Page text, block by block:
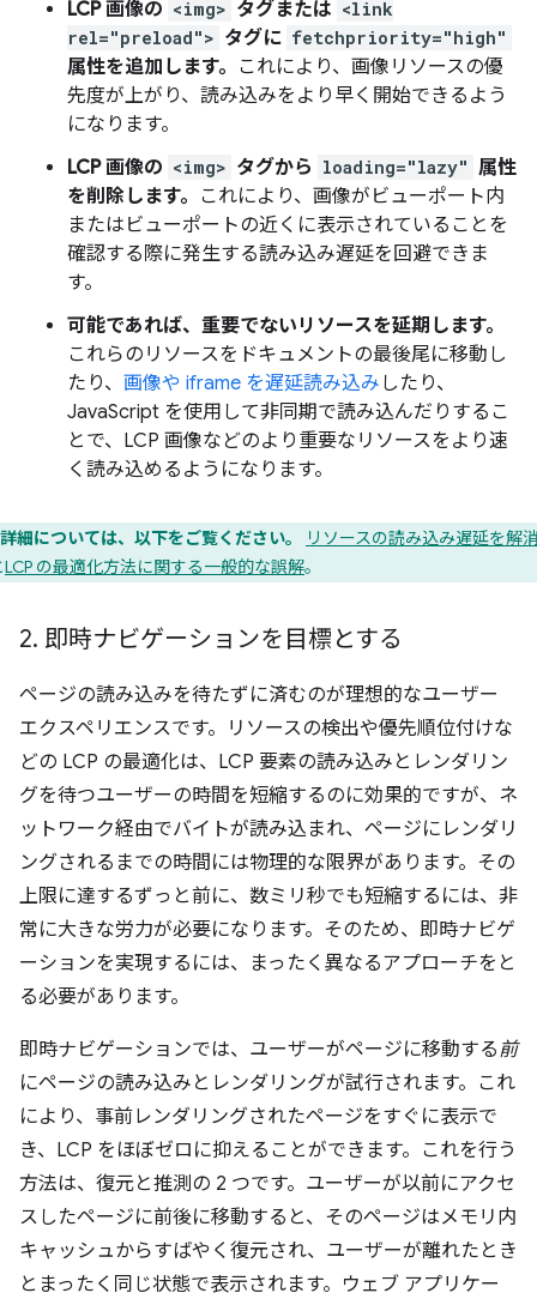
LCP 画像の <img> タグまたは <link
rel="preload"> タグに fetchpriority="high"
属性を追加します。
これにより、画像リソースの優
先度が上がり、読み込みをより早く開始できるよう
になります。
LCP 画像の <img> タグから loading="lazy" 属性
を削除します。
これにより、画像がビューポート内
またはビューポートの近くに表示されていることを
確認する際に発生する読み込み遅延を回避できま
す。
可能であれば、重要でないリソースを延期します。
これらのリソースをドキュメントの最後尾に移動し
たり、 画像や iframe を遅延読み込み したり、
JavaScript を使用して非同期で読み込んだりするこ
とで、LCP 画像などのより重要なリソースをより速
く読み込めるようになります。
詳細については、以下をご覧ください。
リソースの読み込み遅延を解
LCP の最適化方法に関する一般的な誤解。
2. 即時ナビゲーションを目標とする
ページの読み込みを待たずに済むのが理想的なユーザー
エクスペリエンスです。リソースの検出や優先順位付けな
どの LCP の最適化は、LCP 要素の読み込みとレンダリン
グを待つユーザーの時間を短縮するのに効果的ですが、ネ
ットワーク経由でバイトが読み込まれ、ページにレンダリ
ングされるまでの時間には物理的な限界があります。その
上限に達するずっと前に、数ミリ秒でも短縮するには、非
常に大きな労力が必要になります。そのため、即時ナビゲ
ーションを実現するには、まったく異なるアプローチをと
る必要があります。
即時ナビゲーションでは、ユーザーがページに移動する前
にページの読み込みとレンダリングが試行されます。これ
により、事前レンダリングされたページをすぐに表示で
き、LCP をほぼゼロに抑えることができます。これを行う
方法は、復元と推測の 2 つです。ユーザーが以前にアクセ
スしたページに前後に移動すると、そのページはメモリ内
キャッシュからすばやく復元され、ユーザーが離れたとき
とまったく同じ状態で表示されます。ウェブ アプリケー